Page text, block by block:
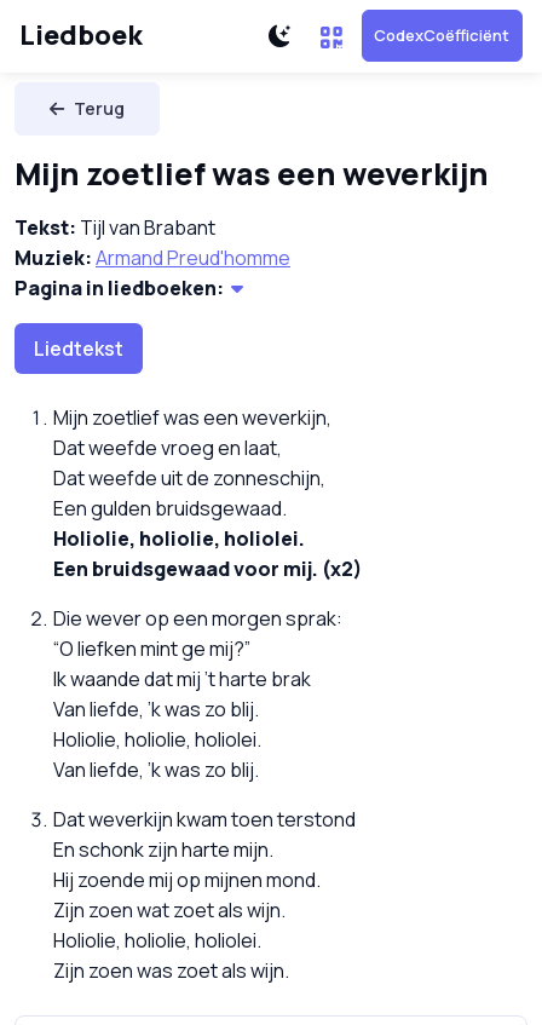
Liedboek CodexCoëfficiënt
Terug
Mijn zoetlief was een weverkijn
Tekst: Tijl van Brabant
Muziek:Armand Preud'homme
Pagina in liedboeken:
Liedtekst
Mijn zoetlief was een weverkijn,
Dat weefde vroeg en laat,
Dat weefde uit de zonneschijn,
Een gulden bruidsgewaad.
Holiolie, holiolie, holiolei.
Een bruidsgewaad voor mij. (x2)
Die wever op een morgen sprak:
“O liefken mint ge mij?”
Ik waande dat mij ’t harte brak
Van liefde, ’k was zo blij.
Holiolie, holiolie, holiolei.
Van liefde, ’k was zo blij.
Dat weverkijn kwam toen terstond
En schonk zijn harte mijn.
Hij zoende mij op mijnen mond.
Zijn zoen wat zoet als wijn.
Holiolie, holiolie, holiolei.
Zijn zoen was zoet als wijn.